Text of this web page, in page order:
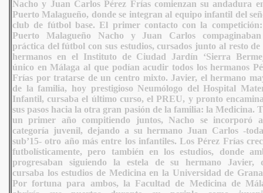
Nacho y Juan Carlos Pérez Frías comienzan su andadura
Puerto Malagueño, donde se integran al equipo infantil del
club de fútbol base. El primer contacto con la
Puerto Malagueño Nacho y Juan Carlos
práctica del fútbol con sus estudios, cursados junto al resto de
hermanos en el Instituto de Ciudad Jardín ‘Sierra
único en Málaga al que podían acudir todos los hermanos
Frías por tratarse de un centro mixto. Javier, el hermano
de la familia, hoy prestigioso Neumólogo del Hospital
Infantil, cursaba el último curso, el PREU, y pronto
sus pasos hacia la otra gran pasión de la familia: la Medicina.
un primer año compitiendo juntos, Nacho se incorporó
categoría juvenil, dejando a su hermano Juan Carlos -
sub’15- otro año más entre los infantiles. Los Pérez Frías
futbolísticamente, pero también en los estudios, donde
progresaban siguiendo la estela de su hermano Javier,
cursaba los estudios de Medicina en la Universidad de
Por fortuna para ambos, la Facultad de Medicina de